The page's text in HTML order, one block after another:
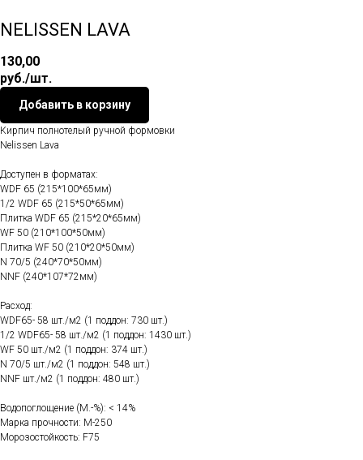
NELISSEN LAVA
130,00
руб./шт.
Добавить в корзину
Кирпич полнотелый ручной формовки
Nelissen Lava
Доступен в форматах:
WDF 65 (215*100*65мм)
1/2 WDF 65 (215*50*65мм)
Плитка WDF 65 (215*20*65мм)
WF 50 (210*100*50мм)
Плитка WF 50 (210*20*50мм)
N 70/5 (240*70*50мм)
NNF (240*107*72мм)
Расход:
WDF65- 58 шт./м2 (1 поддон: 730 шт.)
1/2 WDF65- 58 шт./м2 (1 поддон: 1430 шт.)
WF 50 шт./м2 (1 поддон: 374 шт.)
N 70/5 шт./м2 (1 поддон: 548 шт.)
NNF шт./м2 (1 поддон: 480 шт.)
Водопоглощение (M.-%): < 14%
Марка прочности: М-250
Морозостойкость: F75